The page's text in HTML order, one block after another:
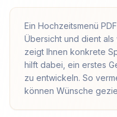
Ein Hochzeitsmenü
Übersicht und dient als
zeigt Ihnen konkrete
hilft dabei, ein erstes
zu entwickeln. So
können Wünsche